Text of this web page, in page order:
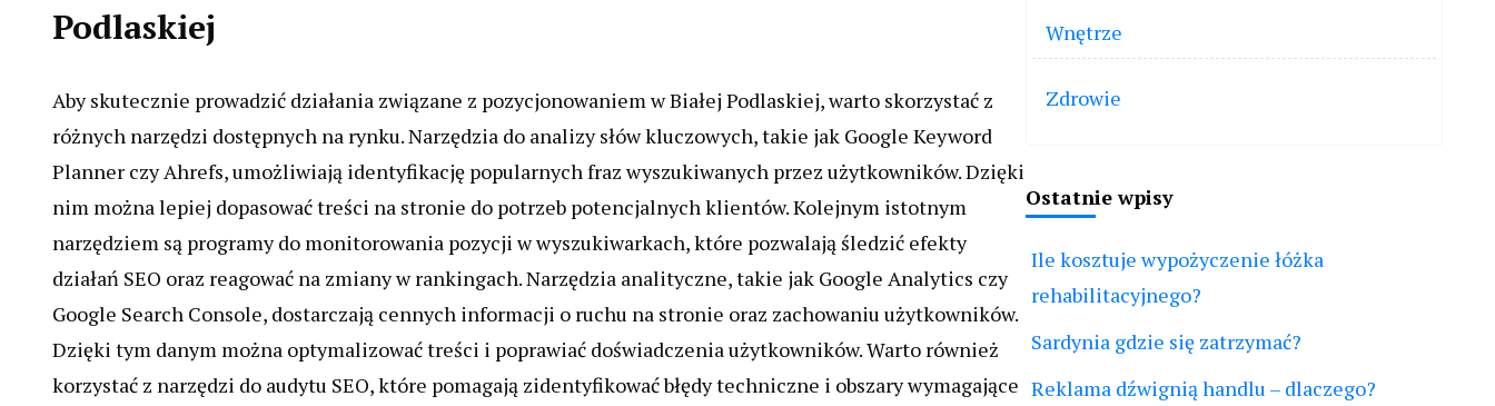
Podlaskiej
Aby skutecznie prowadzić działania związane z pozycjonowaniem w Białej Podlaskiej, warto skorzystać z
różnych narzędzi dostępnych na rynku. Narzędzia do analizy słów kluczowych, takie jak Google Keyword
Planner czy Ahrefs, umożliwiają identyfikację popularnych fraz wyszukiwanych przez użytkowników. Dzięki
nim można lepiej dopasować treści na stronie do potrzeb potencjalnych klientów. Kolejnym istotnym
narzędziem są programy do monitorowania pozycji w wyszukiwarkach, które pozwalają śledzić efekty
działań SEO oraz reagować na zmiany w rankingach. Narzędzia analityczne, takie jak Google Analytics czy
Google Search Console, dostarczają cennych informacji o ruchu na stronie oraz zachowaniu użytkowników.
Dzięki tym danym można optymalizować treści i poprawiać doświadczenia użytkowników. Warto również
korzystać z narzędzi do audytu SEO, które pomagają zidentyfikować błędy techniczne i obszary wymagające
Wnętrze
Zdrowie
Ostatnie wpisy
Ile kosztuje wypożyczenie łóżka
rehabilitacyjnego?
Sardynia gdzie się zatrzymać?
Reklama dźwignią handlu – dlaczego?